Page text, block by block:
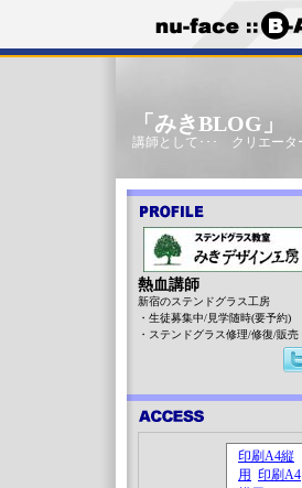
「みきBLOG
講師として･･･ クリエータ
熱血講師
新宿のステンドグラス工房
・生徒募集中/見学随時(要予約)
・ステンドグラス修理/修復/販売